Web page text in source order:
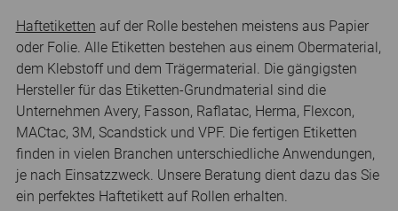
Haftetiketten auf der Rolle bestehen meistens aus Papier
oder Folie. Alle Etiketten bestehen aus einem Obermaterial,
dem Klebstoff und dem Trägermaterial. Die gängigsten
Hersteller für das Etiketten-Grundmaterial sind die
Unternehmen Avery, Fasson, Raflatac, Herma, Flexcon,
MACtac, 3M, Scandstick und VPF. Die fertigen Etiketten
finden in vielen Branchen unterschiedliche Anwendungen,
je nach Einsatzzweck. Unsere Beratung dient dazu das Sie
ein perfektes Haftetikett auf Rollen erhalten.